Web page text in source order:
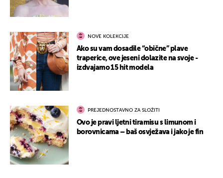
NOVE KOLEKCIJE
Ako su vam dosadile “obične” plave
traperice, ove jeseni dolazite na svoje -
izdvajamo 15 hit modela
PREJEDNOSTAVNO ZA SLOŽITI
Ovo je pravi ljetni tiramisu s limunom i
borovnicama – baš osvježava i jako je fin